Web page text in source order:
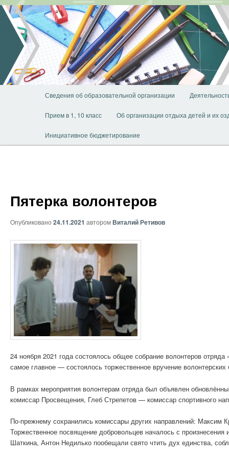
Перейти
основному
содержимому
Сведения об образовательной организации
Прием в 1, 10 класс Об организации отдыха детей и их
Инициативное бюджетирование
Пятерка волонтеров
Опубликовано 24.11.2021 авторомВиталий Ретивов
24 ноября 2021 года состоялось общее собрание волонтеров
самое главное — состоялось торжественное вручение
В рамках мероприятия волонтерам отряда был объявлен
комиссар Просвещения, Глеб Стрепетов — комиссар спортивного
По-прежнему сохранились комиссары других направлений: Максим
Торжественное посвящение добровольцев началось с
Шаткина, Антон Недилько пообещали свято чтить дух единства,